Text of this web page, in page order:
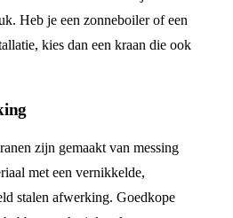
Heb je een zonneboiler of een
kies dan een kraan die ook
zijn gemaakt van messing
met een vernikkelde,
stalen afwerking. Goedkope